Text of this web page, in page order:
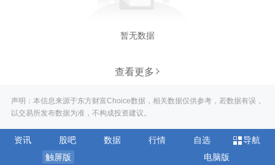
暂无数据
查看更多
声明：本信息来源于东方财富Choice数据，相关数据仅供参考，若数据有误，
以交易所发布数据为准，不构成投资建议。
资讯 股吧 数据 行情 自选
导航
触屏版
电脑版